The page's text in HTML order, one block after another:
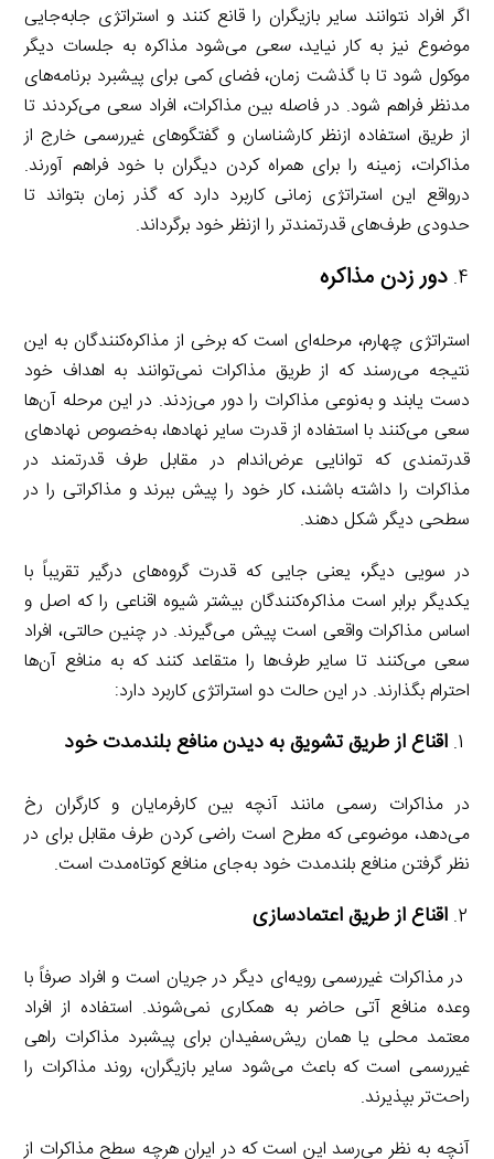
اگر افراد نتوانند سایر بازیگران را قانع کنند و استراتژی جابه‌جایی
موضوع نیز به کار نیاید،سعی می‌شود مذاکره به جلسات دیگر
موکول شود تا با گذشت زمان، فضای کمی برای پیشبرد برنامه‌های
مدنظر فراهم شود. در فاصله بین مذاکرات، افراد سعی می‌کردند تا
از طریق استفاده ازنظر کارشناسان و گفتگوهای غیررسمی خارج از
مذاکرات، زمینه را برای همراه کردن دیگران با خود فراهم آورند.
درواقع این استراتژی زمانی کاربرد دارد که گذر زمان بتواند تا
حدودی طرف‌های قدرتمندتر را ازنظر خود برگرداند.
دور زدن مذاکره
استراتژی چهارم، مرحله‌ای است که برخی از مذاکره‌کنندگان به این
نتیجه می‌رسند که از طریق مذاکرات نمی‌توانند به اهداف خود
دست یابند و به‌نوعی مذاکرات را دور می‌زدند. در این مرحله آن‌ها
سعی می‌کنند با استفاده از قدرت سایر نهادها، به‌خصوص نهادهای
قدرتمندی که توانایی عرض‌اندام در مقابل طرف قدرتمند در
مذاکرات را داشته باشند، کار خود را پیش ببرند و مذاکراتی را در
سطحی دیگر شکل دهند.
در سویی دیگر، یعنی جایی که قدرت گروه‌های درگیر تقریباً با
یکدیگر برابر است مذاکره‌کنندگان بیشتر شیوه اقناعی را که اصل و
اساس مذاکرات واقعی است پیش می‌گیرند. در چنین حالتی، افراد
سعی می‌کنند تا سایر طرف‌ها را متقاعد کنند که به منافع آن‌ها
احترام بگذارند. در این حالت دو استراتژی کاربرد دارد:
اقناع از طریق تشویق به دیدن منافع بلندمدت خود
در مذاکرات رسمی مانند آنچه بین کارفرمایان و کارگران رخ
می‌دهد، موضوعی که مطرح است راضی کردن طرف مقابل برای در
نظر گرفتن منافع بلندمدت خود به‌جای منافع کوتاه‌مدت است.
اقناع از طریق اعتمادسازی
در مذاکرات غیررسمی رویه‌ای دیگر در جریان است و افراد صرفاً با
وعده منافع آتی حاضر به همکاری نمی‌شوند. استفاده از افراد
معتمد محلی یا همان ریش‌سفیدان برای پیشبرد مذاکرات راهی
غیررسمی است که باعث می‌شود سایر بازیگران، روند مذاکرات را
راحت‌تر بپذیرند.
آنچه به نظر می‌رسد این است که در ایران هرچه سطح مذاکرات از